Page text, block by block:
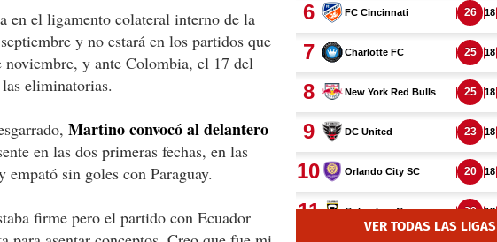
en el ligamento colateral interno de la
y no estará en los partidos que
y ante Colombia, el 17 del
eliminatorias.
Martino convocó al delantero
en las dos primeras fechas, en las
sin goles con Paraguay.
firme pero el partido con Ecuador
VER TODAS LAS LIGAS